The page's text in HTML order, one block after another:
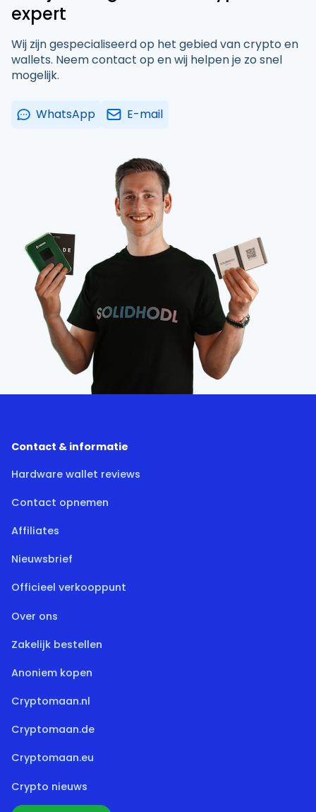
expert
Wij zijn gespecialiseerd op het gebied van crypto en
wallets. Neem contact op en wij helpen je zo snel
mogelijk.
WhatsApp E-mail
Contact & informatie
Hardware wallet reviews
Contact opnemen
Affiliates
Nieuwsbrief
Officieel verkooppunt
Over ons
Zakelijk bestellen
Anoniem kopen
Cryptomaan.nl
Cryptomaan.de
Cryptomaan.eu
Crypto nieuws